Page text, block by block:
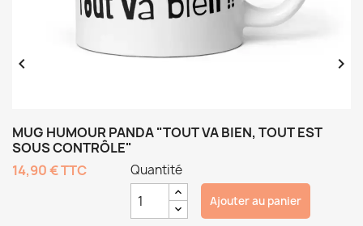
 
MUG HUMOUR PANDA "TOUT VA BIEN, TOUT EST
SOUS CONTRÔLE"
14,90 €TTC Quantité
Ajouter au panier